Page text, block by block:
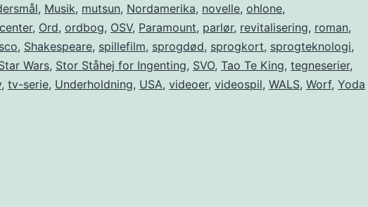
, Musik, mutsun, Nordamerika, novelle, ohlone,
, Ord, ordbog, OSV, Paramount, parlør, revitalisering, roman,
, Shakespeare, spillefilm, sprogdød, sprogkort, sprogteknologi,
Wars, Stor Ståhej for Ingenting, SVO, Tao Te King, tegneserier,
, tv-serie, Underholdning, USA, videoer, videospil, WALS, Worf, Yoda